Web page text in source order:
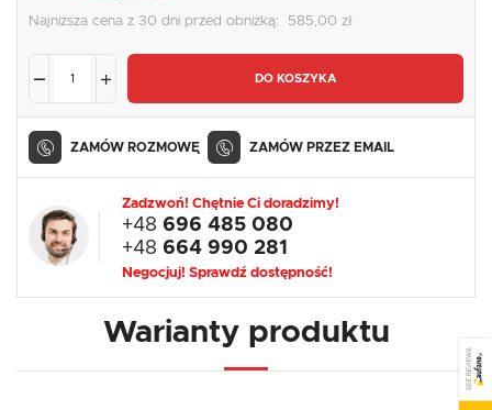
Najniższa cena z 30 dni przed obniżką: 585,00 zł
DO KOSZYKA
ZAMÓW ROZMOWĘ ZAMÓW PRZEZ EMAIL
Zadzwoń! Chętnie Ci doradzimy!
+48 696 485 080
+48 664 990 281
Negocjuj! Sprawdź dostępność!
Warianty produktu
SEE REVIEWS